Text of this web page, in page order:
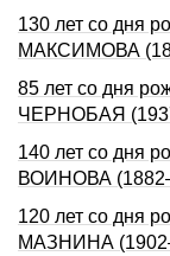
130 лет со дня
МАКСИМОВА
85 лет со дня
ЧЕРНОБАЯ
140 лет со дня
ВОИНОВА
120 лет со дня
МАЗНИНА